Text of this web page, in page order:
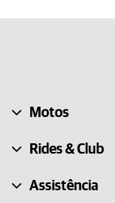
Motos
Rides & Club
Assistência